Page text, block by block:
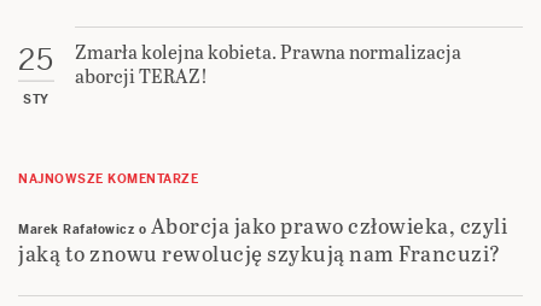
25
STY
Zmarła kolejna kobieta. Prawna normalizacja
aborcji TERAZ!
NAJNOWSZE KOMENTARZE
Marek Rafałowicz o Aborcja jako prawo człowieka, czyli
jaką to znowu rewolucję szykują nam Francuzi?